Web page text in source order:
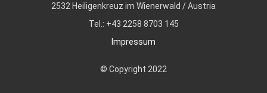
2532 Heiligenkreuz im Wienerwald / Austria
Tel.: +43 2258 8703 145
Impressum
© Copyright 2022